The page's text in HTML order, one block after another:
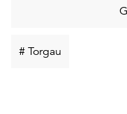
# Torgau